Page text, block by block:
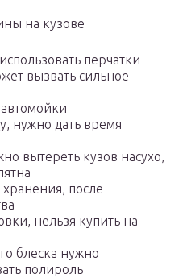
на кузове
перчатки
вызвать сильное
нужно дать время
вытереть кузов насухо,
после
нельзя купить на
блеска нужно
полироль